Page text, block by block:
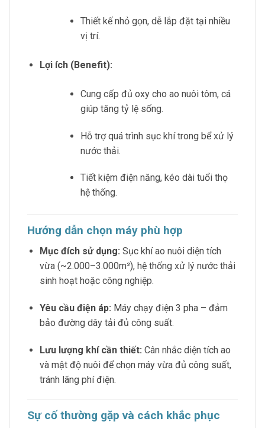
Thiết kế nhỏ gọn, dễ lắp đặt tại nhiều
vị trí.
Lợi ích (Benefit):
Cung cấp đủ oxy cho ao nuôi tôm, cá
giúp tăng tỷ lệ sống.
Hỗ trợ quá trình sục khí trong bể xử lý
nước thải.
Tiết kiệm điện năng, kéo dài tuổi thọ
hệ thống.
Hướng dẫn chọn máy phù hợp
Mục đích sử dụng: Sục khí ao nuôi diện tích
vừa (~2.000–3.000m²), hệ thống xử lý nước thải
sinh hoạt hoặc công nghiệp.
Yêu cầu điện áp: Máy chạy điện 3 pha – đảm
bảo đường dây tải đủ công suất.
Lưu lượng khí cần thiết: Cân nhắc diện tích ao
và mật độ nuôi để chọn máy vừa đủ công suất,
tránh lãng phí điện.
Sự cố thường gặp và cách khắc phục